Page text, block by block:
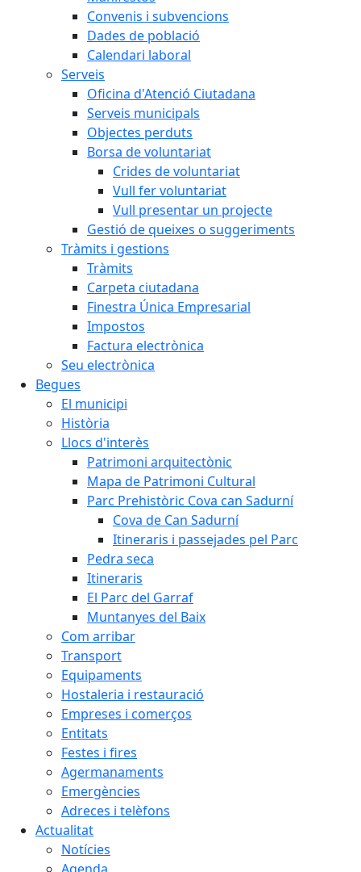
Convenis i subvencions
Dades de població
Calendari laboral
Serveis
Oficina d'Atenció Ciutadana
Serveis municipals
Objectes perduts
Borsa de voluntariat
Crides de voluntariat
Vull fer voluntariat
Vull presentar un projecte
Gestió de queixes o suggeriments
Tràmits i gestions
Tràmits
Carpeta ciutadana
Finestra Única Empresarial
Impostos
Factura electrònica
Seu electrònica
Begues
El municipi
Història
Llocs d'interès
Patrimoni arquitectònic
Mapa de Patrimoni Cultural
Parc Prehistòric Cova can Sadurní
Cova de Can Sadurní
Itineraris i passejades pel Parc
Pedra seca
Itineraris
El Parc del Garraf
Muntanyes del Baix
Com arribar
Transport
Equipaments
Hostaleria i restauració
Empreses i comerços
Entitats
Festes i fires
Agermanaments
Emergències
Adreces i telèfons
Actualitat
Notícies